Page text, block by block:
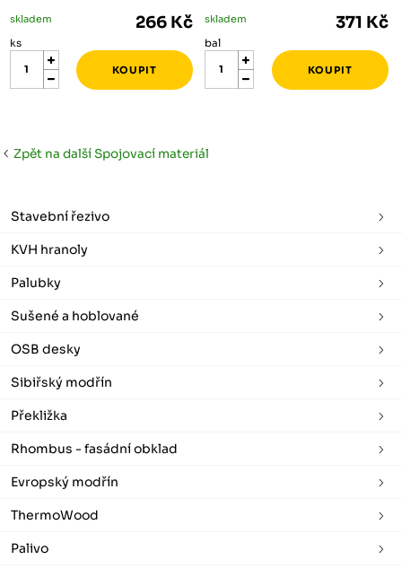
skladem 266 Kč
ks
skladem 371 Kč
bal
Zpět na další Spojovací materiál
Stavební řezivo
KVH hranoly
Palubky
Sušené a hoblované
OSB desky
Sibiřský modřín
Překližka
Rhombus - fasádní obklad
Evropský modřín
ThermoWood
Palivo